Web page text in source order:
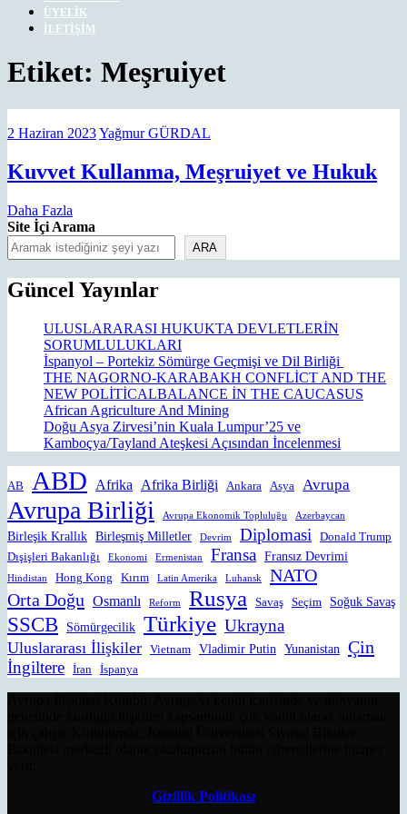
ÜYELIK
İLETIŞIM
MENU
Etiket: Meşruiyet
2 Haziran 20232
2023
Yağmur GÜRDAL
Kuvvet Kullanma, Meşruiyet ve Hukuk
Daha Fazla
Fazla
Site İçi Arama
ARA
Güncel Yayınlar
ULUSLARARASI HUKUKTA DEVLETLERİN
SORUMLULUKLARI
İspanyol – Portekiz Sömürge Geçmişi ve Dil Birliği
THE NAGORNO-KARABAKH CONFLİCT AND THE
NEW POLİTİCALBALANCE İN THE CAUCASUS
African Agriculture And Mining
Doğu Asya Zirvesi’nin Kuala Lumpur’25 ve
Kamboçya/Tayland Ateşkesi Açısından İncelenmesi
AB ABD Afrika Afrika Birliği Ankara Asya Avrupa
Avrupa Birliği Avrupa Ekonomik Topluluğu Azerbaycan
Birleşik Krallık Birleşmiş Milletler Devrim Diplomasi
Donald Trump
Dışişleri Bakanlığı
Ekonomi Ermenistan Fransa Fransız Devrimi
Hindistan Hong Kong Kırım Latin Amerika Luhansk
NATO
Orta Doğu Osmanlı Reform Rusya Savaş Seçim Soğuk Savaş
SSCB Sömürgecilik Türkiye Ukrayna
Uluslararası İlişkiler Vietnam Vladimir Putin Yunanistan Çin
İngiltere İran İspanya
Gizlilik Politikası